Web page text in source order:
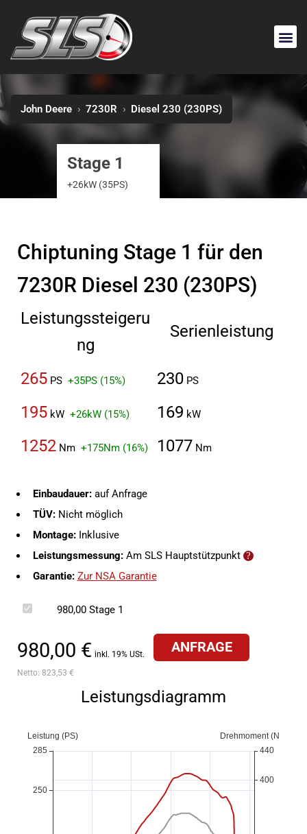
John Deere › 7230R › Diesel 230 (230PS)
Stage 1
+26kW (35PS)
Chiptuning Stage 1 für den
7230R Diesel 230 (230PS)
Leistungssteigeru
ng
Serienleistung
265 PS +35PS (15%) 230 PS
195 kW +26kW (15%) 169 kW
1252 Nm +175Nm (16%) 1077 Nm
Einbaudauer:auf Anfrage
TÜV:Nicht möglich
Montage:Inklusive
Leistungsmessung:Am SLS Hauptstützpunkt
Garantie: Zur NSA Garantie
980,00Stage 1
980,00 € inkl. 19% USt.
Netto: 823,53 €
ANFRAGE
Leistungsdiagramm